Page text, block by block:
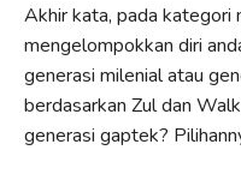
Akhir kata, pada kategori
mengelompokkan diri
generasi milenial atau
berdasarkan Zul dan
generasi gaptek?